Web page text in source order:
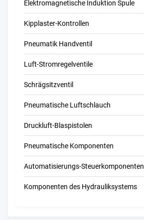
Elektromagnetische Induktion Spule
Kipplaster-Kontrollen
Pneumatik Handventil
Luft-Stromregelventile
Schrägsitzventil
Pneumatische Luftschlauch
Druckluft-Blaspistolen
Pneumatische Komponenten
Automatisierungs-Steuerkomponenten
Komponenten des Hydrauliksystems